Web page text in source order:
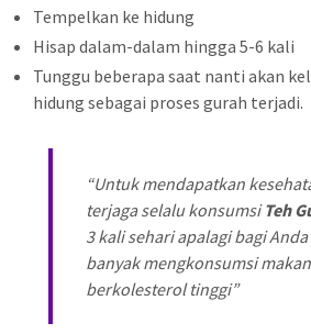
Tempelkan ke hidung
Hisap dalam-dalam hingga 5-6 kali
Tunggu beberapa saat nanti akan
hidung sebagai proses gurah terjadi.
“Untuk mendapatkan
terjaga selalu konsumsiTeh
3 kali sehari apalagi bagi
banyak mengkonsumsi
berkolesterol tinggi”